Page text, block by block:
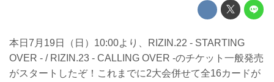
本日7月19日（日）10:00より、RIZIN.22 - STARTING
OVER - / RIZIN.23 - CALLING OVER -のチケット一般発売
がスタートしたぞ！これまでに2大会併せて全16カードが